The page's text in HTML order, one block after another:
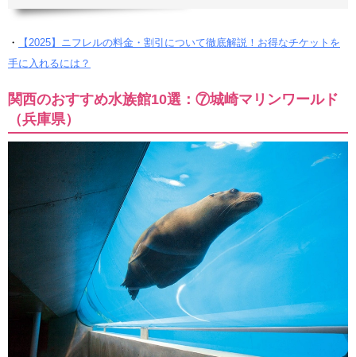
・
【2025】ニフレルの料金・割引について徹底解説！お得なチケットを
手に入れるには？
関西のおすすめ水族館10選：⑦城崎マリンワールド
（兵庫県）